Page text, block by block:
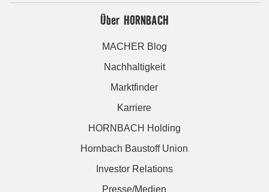
Über HORNBACH
MACHER Blog
Nachhaltigkeit
Marktfinder
Karriere
HORNBACH Holding
Hornbach Baustoff Union
Investor Relations
Presse/Medien